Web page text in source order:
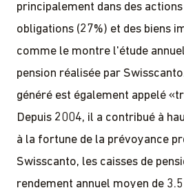
principalement dans des
obligations (27%) et des biens
comme le montre l'étude
pension réalisée par
généré est également appelé
Depuis 2004, il a contribué à
à la fortune de la prévoyance
Swisscanto, les caisses de
rendement annuel moyen de